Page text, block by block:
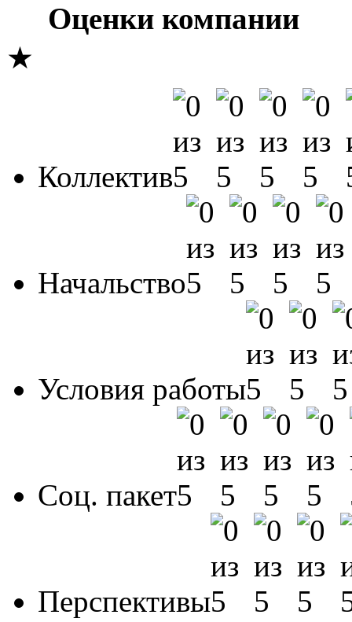
Оценки компании
★
Коллектив
Начальство
Условия работы
Соц. пакет
Перспективы